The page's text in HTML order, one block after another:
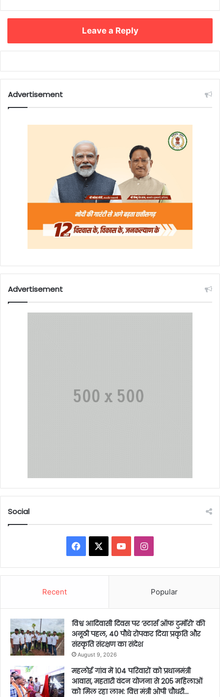
Leave a Reply
Advertisement
Advertisement
Social
Facebook YouTubeInstagram
Recent Popular
विश्व आदिवासी दिवस पर ‘स्टार्स ऑफ टुमॉरो’ की
अनूठी पहल, 40 पौधे रोपकर दिया प्रकृति और
संस्कृति संरक्षण का संदेश
August 9, 2026
महलोई गांव में 104 परिवारों को प्रधानमंत्री
आवास, महतारी वंदन योजना से 205 महिलाओं
को मिल रहा लाभ: वित्त मंत्री ओपी चौधरी…